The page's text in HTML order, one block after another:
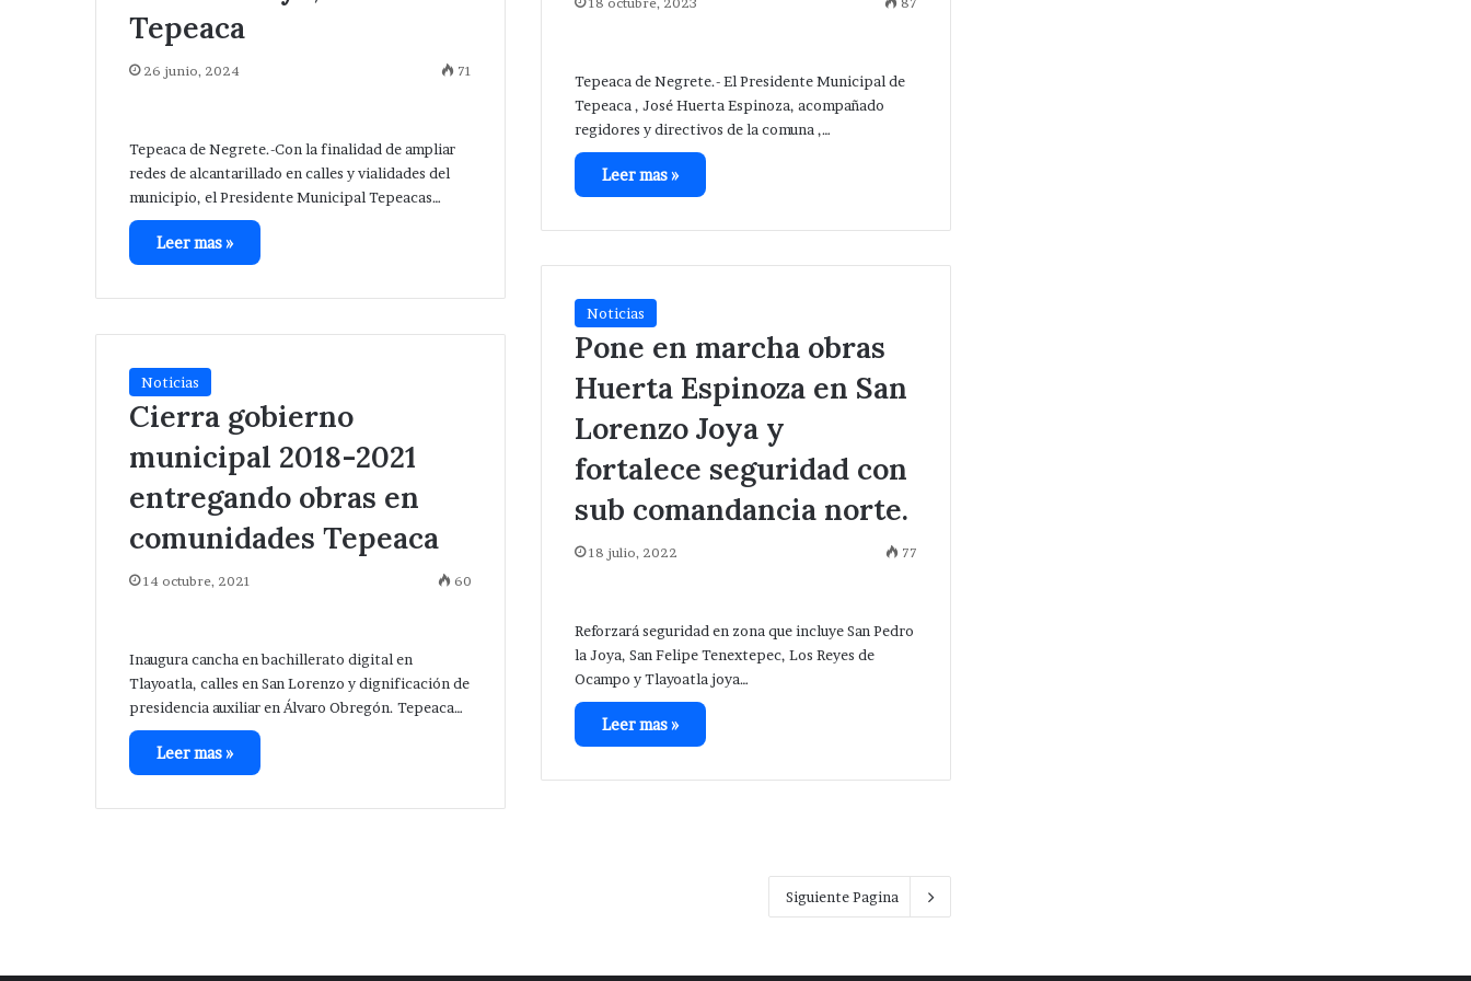
Tepeaca
26 junio, 2024 71
Tepeaca de Negrete.-Con la finalidad de ampliar
redes de alcantarillado en calles y vialidades del
municipio, el Presidente Municipal Tepeacas…
Leer mas »
Tepeaca de Negrete.- El Presidente Municipal de
Tepeaca , José Huerta Espinoza, acompañado
regidores y directivos de la comuna ,…
Leer mas »
Noticias
Pone en marcha obras
Huerta Espinoza en San
Lorenzo Joya y
fortalece seguridad con
sub comandancia norte.
18 julio, 2022 77
Reforzará seguridad en zona que incluye San Pedro
la Joya, San Felipe Tenextepec, Los Reyes de
Ocampo y Tlayoatla joya…
Leer mas »
Noticias
Cierra gobierno
municipal 2018-2021
entregando obras en
comunidades Tepeaca
14 octubre, 2021 60
Inaugura cancha en bachillerato digital en
Tlayoatla, calles en San Lorenzo y dignificación de
presidencia auxiliar en Álvaro Obregón. Tepeaca…
Leer mas »
Siguiente Pagina